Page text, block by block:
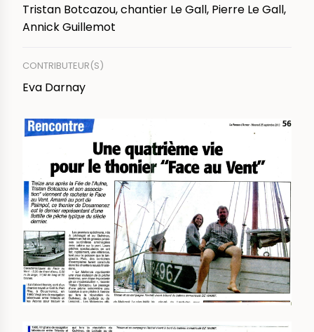
Tristan Botcazou, chantier Le Gall, Pierre Le Gall,
Annick Guillemot
CONTRIBUTEUR(S)
Eva Darnay
IMAGE